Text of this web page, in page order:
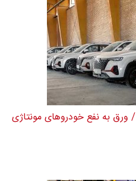
قیمت خودرو امروز 22 تیر 1405 / ورق به نفع خودروهای مونتاژی